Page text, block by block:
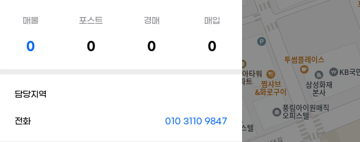
매물
0
포스트
0
경매
0
매입
0
담당지역
전화 010 3110 9847